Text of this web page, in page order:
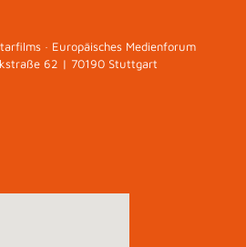
· Europäisches Medienforum
62 | 70190 Stuttgart